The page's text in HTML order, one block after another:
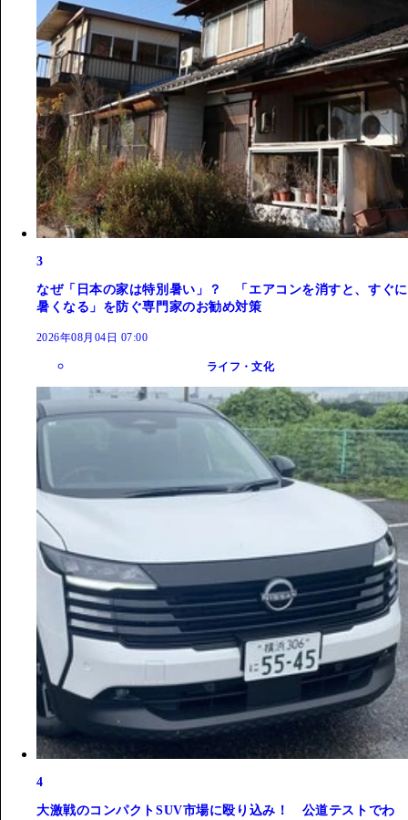
3
なぜ「日本の家は特別暑い」？ 「エアコンを消すと、すぐに
暑くなる」を防ぐ専門家のお勧め対策
2026年08月04日 07:00
ライフ・文化
4
大激戦のコンパクトSUV市場に殴り込み！ 公道テストでわ